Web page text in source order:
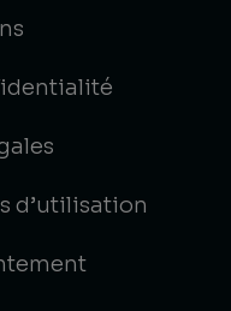
d’utilisation